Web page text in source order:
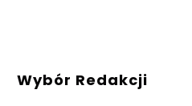
Wybór Redakcji